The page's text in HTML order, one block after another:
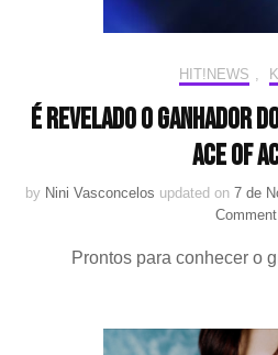
HIT!NEWS
É revelado o ganhador
Ace of
by Nini Vasconcelos updated on 7 de
Comment
Prontos para conhecer o